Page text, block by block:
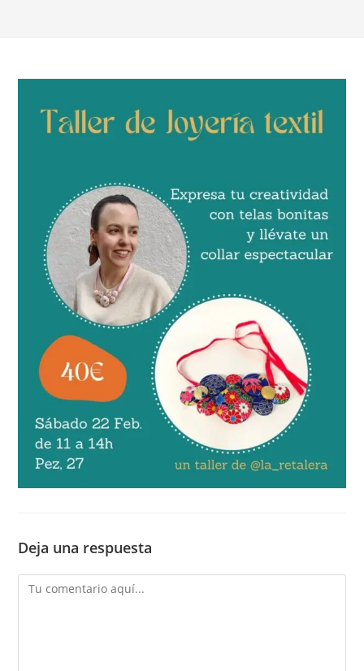
Deja una respuesta
Comentario